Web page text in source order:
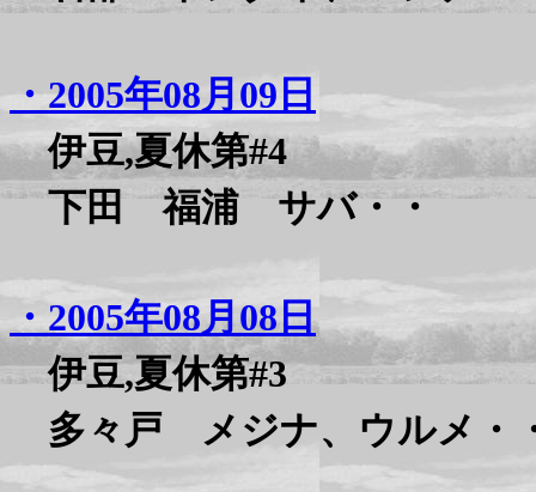
・2005年08月09日
伊豆,夏休第#4
下田 福浦 サバ・・
・2005年08月08日
伊豆,夏休第#3
多々戸 メジナ、ウルメ・